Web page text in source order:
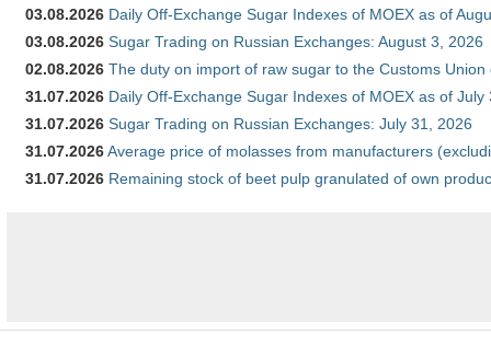
03.08.2026 Daily Off-Exchange Sugar Indexes of MOEX as of
03.08.2026 Sugar Trading on Russian Exchanges: August 3, 2026
02.08.2026 The duty on import of raw sugar to the Customs
31.07.2026 Daily Off-Exchange Sugar Indexes of MOEX as of July
31.07.2026 Sugar Trading on Russian Exchanges: July 31, 2026
31.07.2026Average price of molasses from manufacturers
31.07.2026 Remaining stock of beet pulp granulated of own